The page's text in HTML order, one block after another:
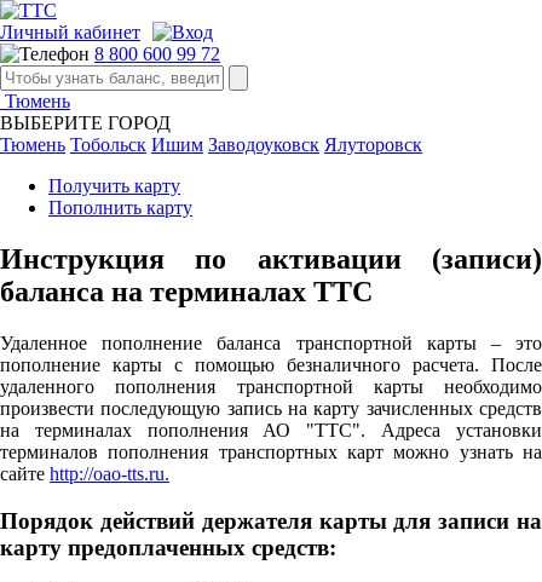
Личный кабинет
8 800 600 99 72
Тюмень
ВЫБЕРИТЕ ГОРОД
Тюмень Тобольск Ишим Заводоуковск Ялуторовск
Получить карту
Пополнить карту
Инструкция по активации (записи)
баланса на терминалах ТТС
Удаленное пополнение баланса транспортной карты – это
пополнение карты с помощью безналичного расчета. После
удаленного пополнения транспортной карты необходимо
произвести последующую запись на карту зачисленных средств
на терминалах пополнения АО "ТТС". Адреса установки
терминалов пополнения транспортных карт можно узнать на
сайте http://oao-tts.ru.
Порядок действий держателя карты для записи на
карту предоплаченных средств: